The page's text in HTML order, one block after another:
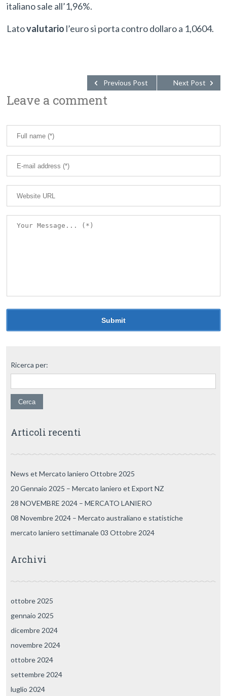
italiano sale all’1,96%.
Latovalutario l’euro si porta contro dollaro a 1,0604.
Next Post
Previous Post
Leave a comment
Ricerca per:
Articoli recenti
News et Mercato laniero Ottobre 2025
20 Gennaio 2025 – Mercato laniero et Export NZ
28 NOVEMBRE 2024 – MERCATO LANIERO
08 Novembre 2024 – Mercato australiano e statistiche
mercato laniero settimanale 03 Ottobre 2024
Archivi
ottobre 2025
gennaio 2025
dicembre 2024
novembre 2024
ottobre 2024
settembre 2024
luglio 2024